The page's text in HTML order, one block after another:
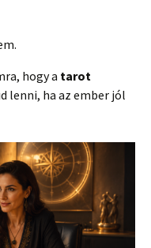
hogy a tarot
lenni, ha az ember jól